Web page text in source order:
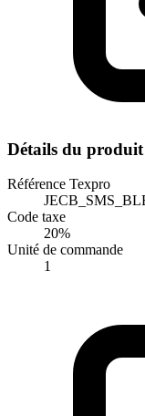
Détails du produit
Référence Texpro
Code taxe
20%
Unité de commande
1